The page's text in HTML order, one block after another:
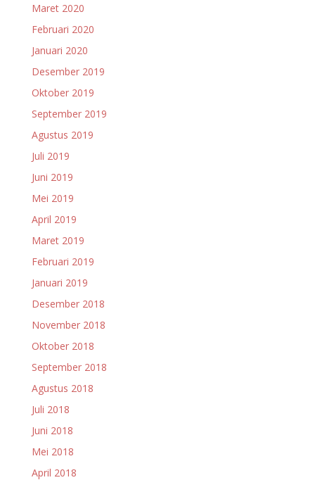
Maret 2020
Februari 2020
Januari 2020
Desember 2019
Oktober 2019
September 2019
Agustus 2019
Juli 2019
Juni 2019
Mei 2019
April 2019
Maret 2019
Februari 2019
Januari 2019
Desember 2018
November 2018
Oktober 2018
September 2018
Agustus 2018
Juli 2018
Juni 2018
Mei 2018
April 2018